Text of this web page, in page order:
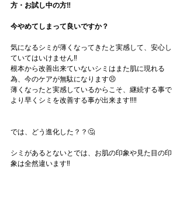
方・お試し中の方‼️
今やめてしまって良いですか？
気になるシミが薄くなってきたと実感して、安心し
ていてはいけません‼️
根本から改善出来ていないシミはまた肌に現れる
為、今のケアが無駄になります😣
薄くなったと実感しているからこそ、継続する事で
より早くシミを改善する事が出来ます‼️‼️
では、どう進化した？？🤔
シミがあるとないとでは、お肌の印象や見た目の印
象は全然違います‼️